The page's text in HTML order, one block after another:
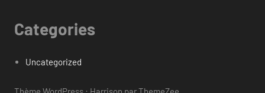
Categories
Uncategorized